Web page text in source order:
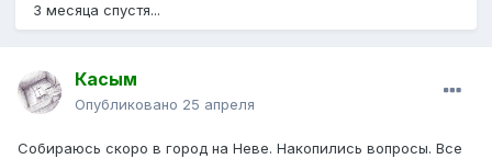
3 месяца спустя...
Касым
Опубликовано 25 апреля
Собираюсь скоро в город на Неве. Накопились вопросы. Все